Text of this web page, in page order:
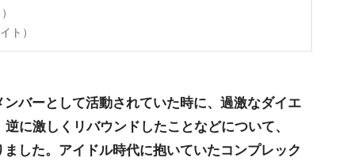
ト）
バーとして活動されていた時に、過激なダイエ
に激しくリバウンドしたことなどについて、
した。アイドル時代に抱いていたコンプレック